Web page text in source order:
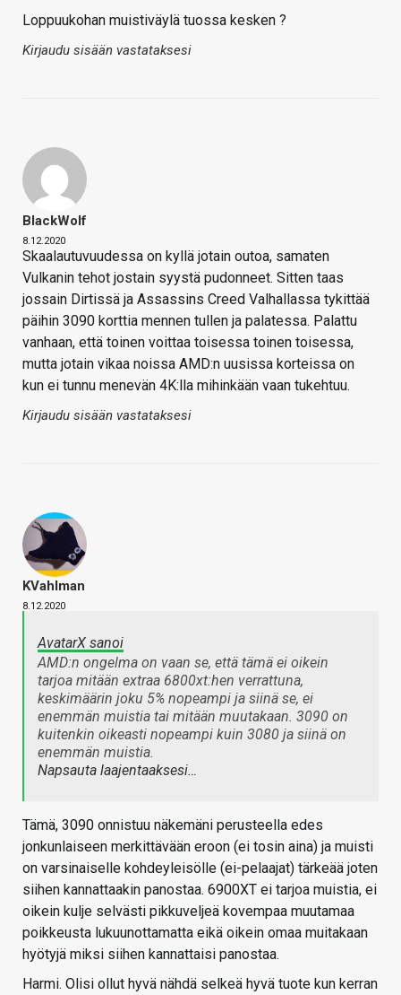
Loppuukohan muistiväylä tuossa kesken ?
Kirjaudu sisään vastataksesi
BlackWolf
8.12.2020
Skaalautuvuudessa on kyllä jotain outoa, samaten
Vulkanin tehot jostain syystä pudonneet. Sitten taas
jossain Dirtissä ja Assassins Creed Valhallassa tykittää
päihin 3090 korttia mennen tullen ja palatessa. Palattu
vanhaan, että toinen voittaa toisessa toinen toisessa,
mutta jotain vikaa noissa AMD:n uusissa korteissa on
kun ei tunnu menevän 4K:lla mihinkään vaan tukehtuu.
Kirjaudu sisään vastataksesi
KVahlman
8.12.2020
AvatarX sanoi
AMD:n ongelma on vaan se, että tämä ei oikein
tarjoa mitään extraa 6800xt:hen verrattuna,
keskimäärin joku 5% nopeampi ja siinä se, ei
enemmän muistia tai mitään muutakaan. 3090 on
kuitenkin oikeasti nopeampi kuin 3080 ja siinä on
enemmän muistia.
Napsauta laajentaaksesi…
Tämä, 3090 onnistuu näkemäni perusteella edes
jonkunlaiseen merkittävään eroon (ei tosin aina) ja muisti
on varsinaiselle kohdeyleisölle (ei-pelaajat) tärkeää joten
siihen kannattaakin panostaa. 6900XT ei tarjoa muistia, ei
oikein kulje selvästi pikkuveljeä kovempaa muutamaa
poikkeusta lukuunottamatta eikä oikein omaa muitakaan
hyötyjä miksi siihen kannattaisi panostaa.
Harmi. Olisi ollut hyvä nähdä selkeä hyvä tuote kun kerran